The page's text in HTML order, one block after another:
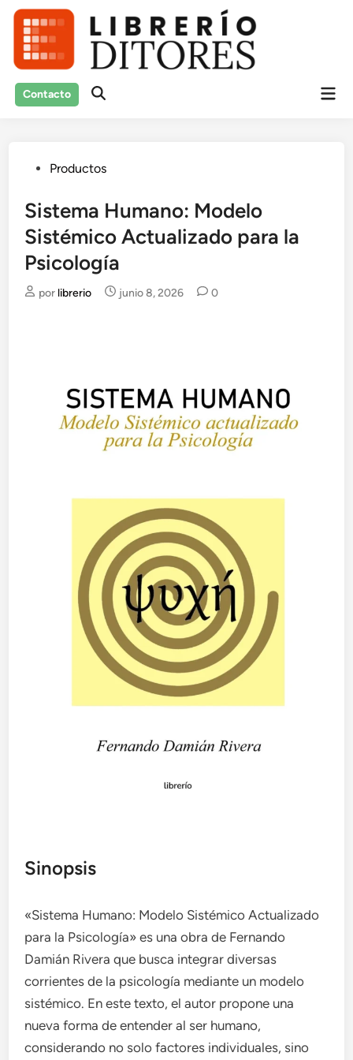
Saltar
contenido
Contacto
Abrir
Publicado
Productos
Sistema Humano: Modelo
Sistémico Actualizado para la
Psicología
por librerio junio 8, 2026 0
Sinopsis
«Sistema Humano: Modelo Sistémico Actualizado
para la Psicología» es una obra de Fernando
Damián Rivera que busca integrar diversas
corrientes de la psicología mediante un modelo
sistémico. En este texto, el autor propone una
nueva forma de entender al ser humano,
considerando no solo factores individuales, sino